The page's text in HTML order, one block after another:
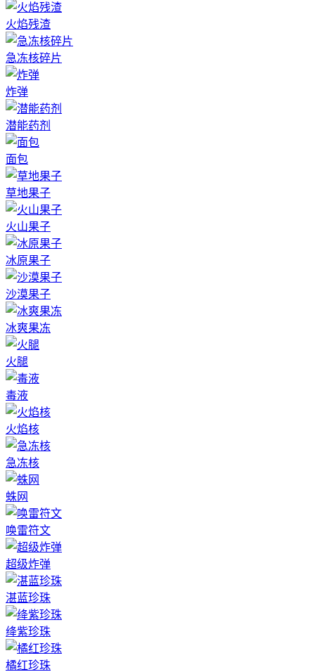
火焰残渣
急冻核碎片
炸弹
潜能药剂
面包
草地果子
火山果子
冰原果子
沙漠果子
冰爽果冻
火腿
毒液
火焰核
急冻核
蛛网
唤雷符文
超级炸弹
湛蓝珍珠
绛紫珍珠
橘红珍珠